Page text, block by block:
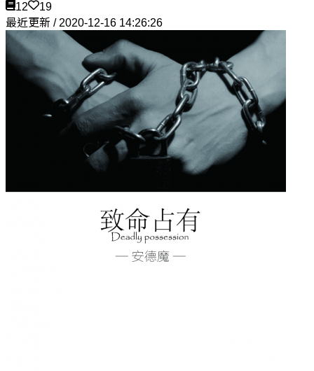
12
19
最近更新 / 2020-12-16 14:26:26